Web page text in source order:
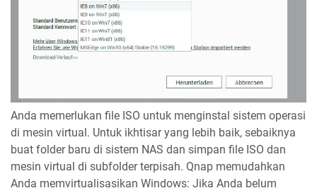
Anda memerlukan file ISO untuk menginstal sistem operasi
di mesin virtual. Untuk ikhtisar yang lebih baik, sebaiknya
buat folder baru di sistem NAS dan simpan file ISO dan
mesin virtual di subfolder terpisah. Qnap memudahkan
Anda memvirtualisasikan Windows: Jika Anda belum